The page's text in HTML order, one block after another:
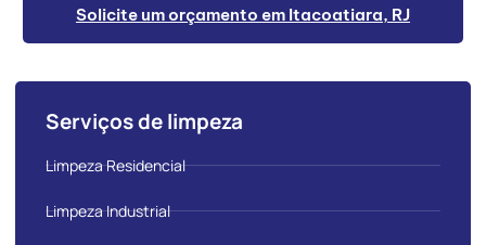
Solicite um orçamento em Itacoatiara, RJ
Serviços de limpeza
Limpeza Residencial
Limpeza Industrial